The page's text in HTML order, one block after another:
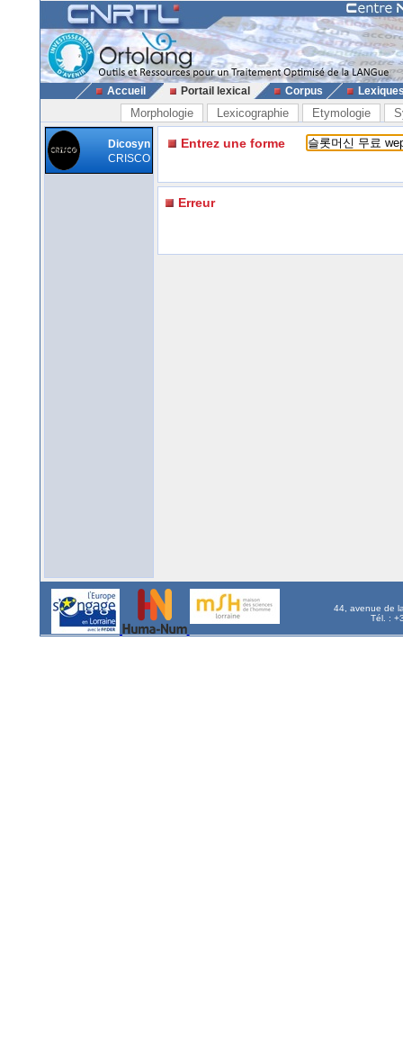
Accueil Portail lexical Corpus
Morphologie Lexicographie Etymologie
Dicosyn
CRISCO
Entrez une forme
Erreur
44, avenue de
Tél. :